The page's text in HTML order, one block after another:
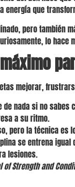
energía que
pero también
lo hace
mejorar,
de nada si no sabes
a su ritmo.
pero la técnica es
se entrena igual
lesiones.
of Strength and